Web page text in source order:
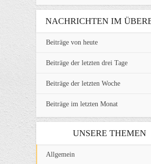
NACHRICHTEN IM
Beiträge von heute
Beiträge der letzten drei Tage
Beiträge der letzten Woche
Beiträge im letzten Monat
UNSERE THEMEN
Allgemein